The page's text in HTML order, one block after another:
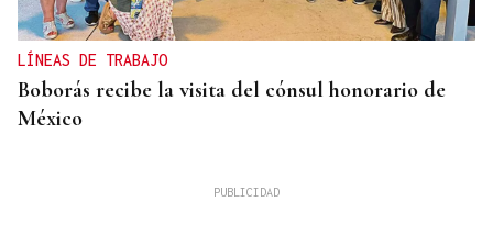
LÍNEAS DE TRABAJO
Boborás recibe la visita del cónsul honorario de
México